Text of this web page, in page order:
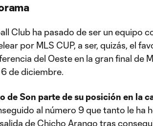
Club ha pasado de ser un equipo
por MLS CUP, a ser, quizás, el
del Oeste en la gran final de
de diciembre.
de Son parte de su posición en la
al número 9 que tanto le ha
de Chicho Arango tras